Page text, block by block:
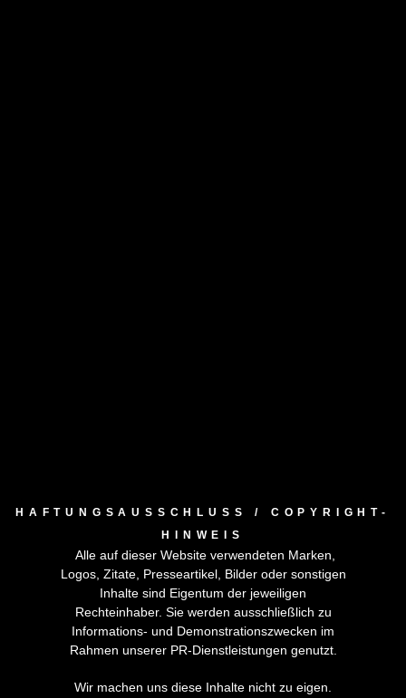
HAFTUNGSAUSSCHLUSS / COPYRIGHT-
HINWEIS
Alle auf dieser Website verwendeten Marken,
Logos, Zitate, Presseartikel, Bilder oder sonstigen
Inhalte sind Eigentum der jeweiligen
Rechteinhaber. Sie werden ausschließlich zu
Informations- und Demonstrationszwecken im
Rahmen unserer PR-Dienstleistungen genutzt.
Wir machen uns diese Inhalte nicht zu eigen.